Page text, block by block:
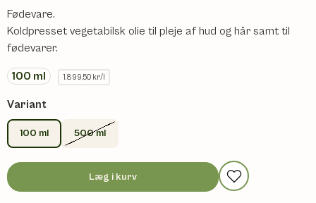
Fødevare.
Koldpresset vegetabilsk olie til pleje af hud og hår samt til
fødevarer.
100 ml 1.899,50 kr/l
Variant
100 ml 500 ml
Læg i kurv